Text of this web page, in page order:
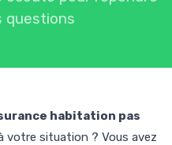
questions
habitation pas
votre situation ? Vous avez